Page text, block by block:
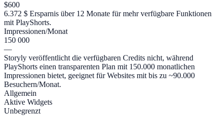
$600
6.372 $ Ersparnis über 12 Monate für mehr verfügbare Funktionen
mit PlayShorts.
Impressionen/Monat
150 000
—
Storyly veröffentlicht die verfügbaren Credits nicht, während
PlayShorts einen transparenten Plan mit 150.000 monatlichen
Impressionen bietet, geeignet für Websites mit bis zu ~90.000
Besuchern/Monat.
Allgemein
Aktive Widgets
Unbegrenzt